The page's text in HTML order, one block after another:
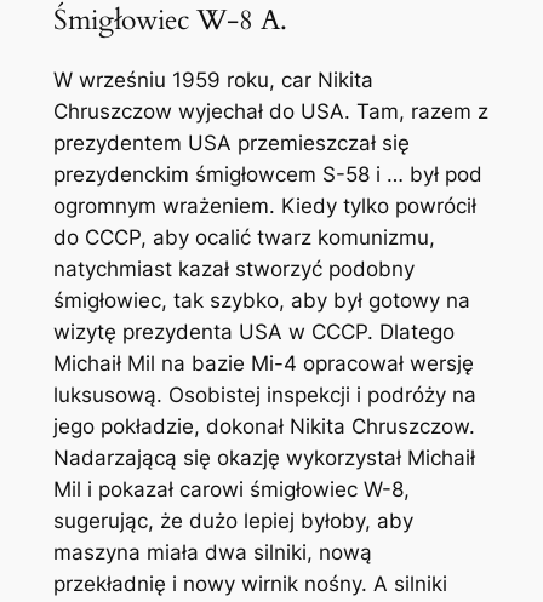
Śmigłowiec W-8 A.
W wrześniu 1959 roku, car Nikita
Chruszczow wyjechał do USA. Tam, razem z
prezydentem USA przemieszczał się
prezydenckim śmigłowcem S-58 i … był pod
ogromnym wrażeniem. Kiedy tylko powrócił
do CCCP, aby ocalić twarz komunizmu,
natychmiast kazał stworzyć podobny
śmigłowiec, tak szybko, aby był gotowy na
wizytę prezydenta USA w CCCP. Dlatego
Michaił Mil na bazie Mi-4 opracował wersję
luksusową. Osobistej inspekcji i podróży na
jego pokładzie, dokonał Nikita Chruszczow.
Nadarzającą się okazję wykorzystał Michaił
Mil i pokazał carowi śmigłowiec W-8,
sugerując, że dużo lepiej byłoby, aby
maszyna miała dwa silniki, nową
przekładnię i nowy wirnik nośny. A silniki